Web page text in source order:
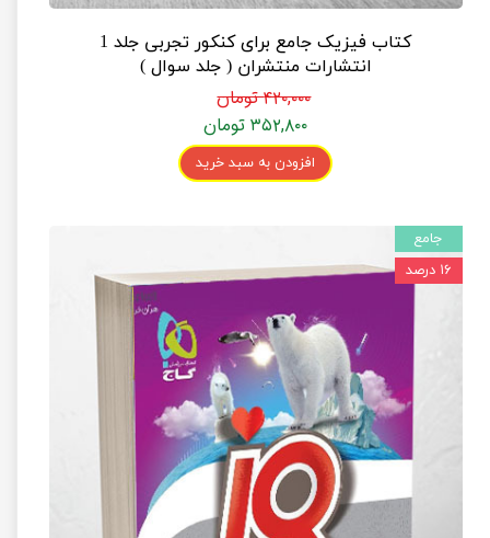
کتاب فیزیک جامع برای کنکور تجربی جلد 1
انتشارات منتشران ( جلد سوال )
۴۲۰,۰۰۰ تومان
۳۵۲,۸۰۰ تومان
افزودن به سبد خرید
جامع
۱۶ درصد